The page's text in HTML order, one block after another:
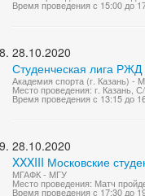
Время проведения с 15:00 до
28.10.2020
Студенческая лига
Академия спорта (г. Казань) -
Место проведения: г. Казань,
Время проведения с 13:15 до
28.10.2020
XXXIII Московские
МГАФК - МГУ
Место проведения: Матч
Время проведения с 17:30 до